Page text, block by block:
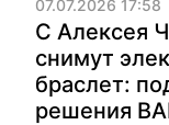
07.07.2026 17:58
С Алексея
снимут
браслет:
решения